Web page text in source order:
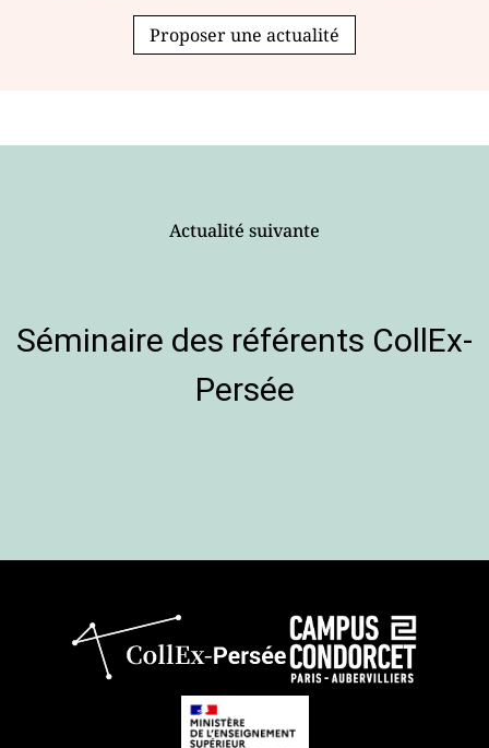
Proposer une actualité
Actualité suivante
Séminaire des référents CollEx-
Persée